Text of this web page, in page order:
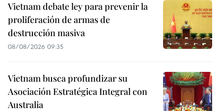
Vietnam debate ley para prevenir la
proliferación de armas de
destrucción masiva
08/08/2026 09:35
Vietnam busca profundizar su
Asociación Estratégica Integral con
Australia